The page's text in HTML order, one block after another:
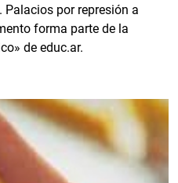
por represión a
forma parte de la
de educ.ar.